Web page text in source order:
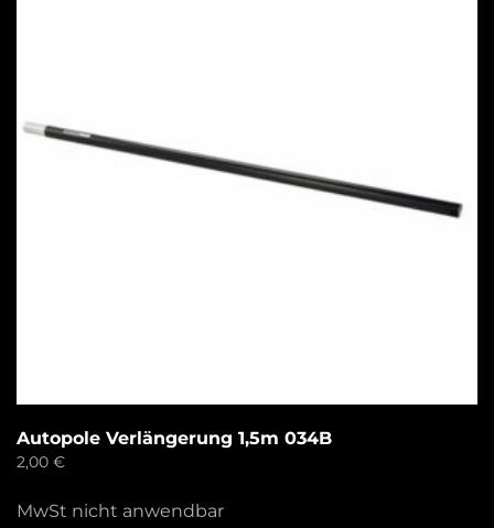
Autopole Verlängerung 1,5m 034B
2,00 €
MwSt nicht anwendbar